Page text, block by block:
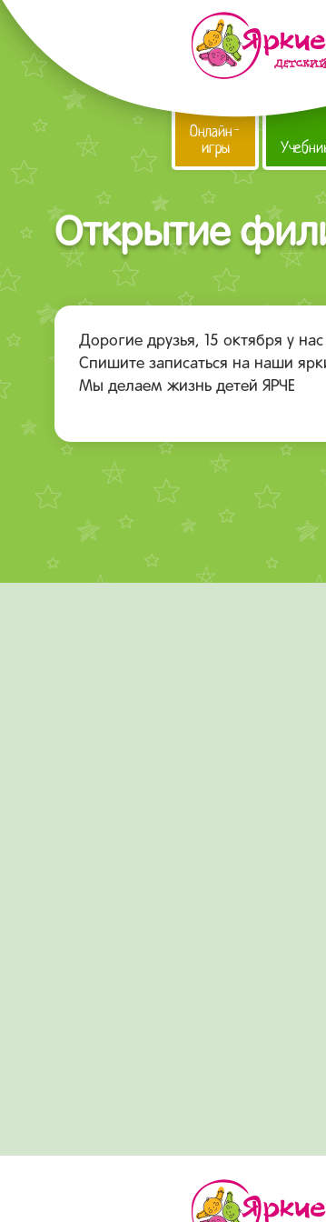
Онлайн-
игры
Открытие
Дорогие друзья, 15 октября у
Спишите записаться на наши
Мы делаем жизнь детей ЯРЧЕ